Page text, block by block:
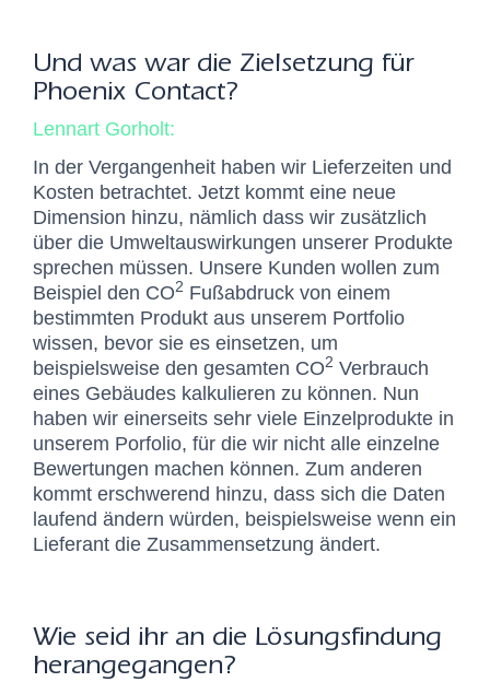
Und was war die Zielsetzung für
Phoenix Contact?
Lennart Gorholt:
In der Vergangenheit haben wir Lieferzeiten und
Kosten betrachtet. Jetzt kommt eine neue
Dimension hinzu, nämlich dass wir zusätzlich
über die Umweltauswirkungen unserer Produkte
sprechen müssen. Unsere Kunden wollen zum
Beispiel den CO2 Fußabdruck von einem
bestimmten Produkt aus unserem Portfolio
wissen, bevor sie es einsetzen, um
beispielsweise den gesamten CO2 Verbrauch
eines Gebäudes kalkulieren zu können. Nun
haben wir einerseits sehr viele Einzelprodukte in
unserem Porfolio, für die wir nicht alle einzelne
Bewertungen machen können. Zum anderen
kommt erschwerend hinzu, dass sich die Daten
laufend ändern würden, beispielsweise wenn ein
Lieferant die Zusammensetzung ändert.
Wie seid ihr an die Lösungsfindung
herangegangen?